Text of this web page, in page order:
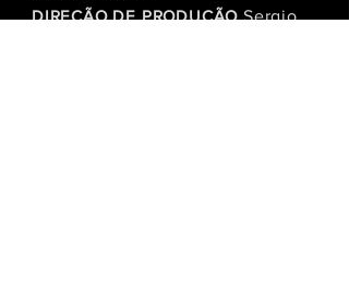
DIREÇÃO DE PRODUÇÃOSergio